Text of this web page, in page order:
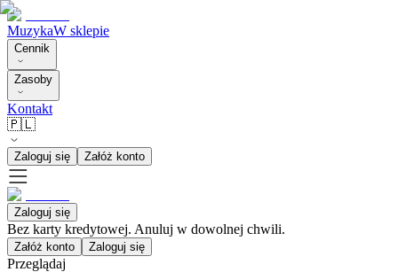
MuzykaW sklepie
Cennik
Zasoby
Kontakt
🇵🇱
Zaloguj się Załóż konto
Zaloguj się
Bez karty kredytowej. Anuluj w dowolnej chwili.
Załóż konto Zaloguj się
Przeglądaj